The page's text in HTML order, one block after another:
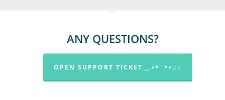
ANY QUESTIONS?
OPEN SUPPORT TICKET ¸¸.•*¨*•♫♪